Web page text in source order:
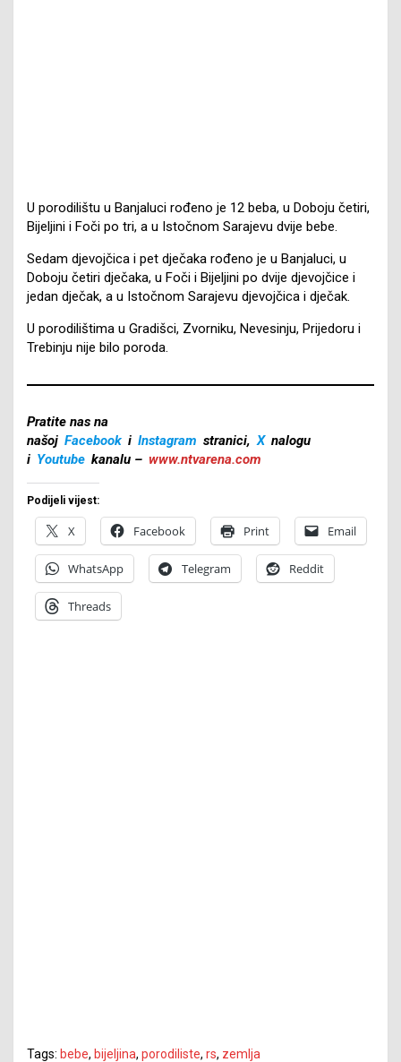
U porodilištu u Banjaluci rođeno je 12 beba, u Doboju četiri,
Bijeljini i Foči po tri, a u Istočnom Sarajevu dvije bebe.
Sedam djevojčica i pet dječaka rođeno je u Banjaluci, u
Doboju četiri dječaka, u Foči i Bijeljini po dvije djevojčice i
jedan dječak, a u Istočnom Sarajevu djevojčica i dječak.
U porodilištima u Gradišci, Zvorniku, Nevesinju, Prijedoru i
Trebinju nije bilo poroda.
Pratite nas na
našoj Facebook i Instagram stranici, X nalogu
i Youtube kanalu – www.ntvarena.com
Podijeli vijest:
X Facebook Print Email
WhatsApp Telegram Reddit
Threads
Tags: bebe, bijeljina, porodiliste, rs, zemlja